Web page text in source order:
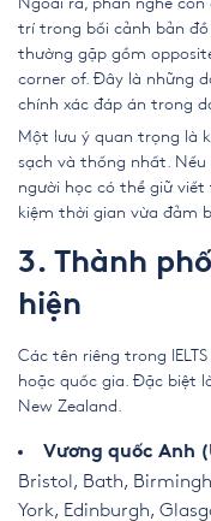
trí trong bối cảnh bản
thường gặp gồm
corner of. Đây là những
chính xác đáp án trong
Một lưu ý quan trọng là
sạch và thống nhất. Nếu
người học có thể giữ
kiệm thời gian vừa đảm
3. Thành
hiện
Các tên riêng trong
hoặc quốc gia. Đặc biệt
New Zealand.
Vương quốc Anh
Bristol, Bath,
York, Edinburgh,